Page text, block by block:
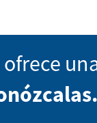
ofrece